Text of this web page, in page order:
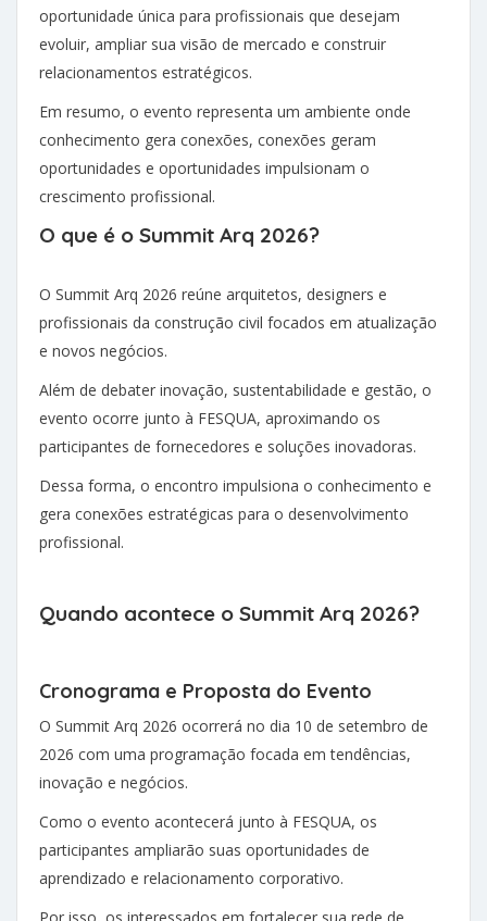
oportunidade única para profissionais que desejam
evoluir, ampliar sua visão de mercado e construir
relacionamentos estratégicos.
Em resumo, o evento representa um ambiente onde
conhecimento gera conexões, conexões geram
oportunidades e oportunidades impulsionam o
crescimento profissional.
O que é o Summit Arq 2026?
O Summit Arq 2026 reúne arquitetos, designers e
profissionais da construção civil focados em atualização
e novos negócios.
Além de debater inovação, sustentabilidade e gestão, o
evento ocorre junto à FESQUA, aproximando os
participantes de fornecedores e soluções inovadoras.
Dessa forma, o encontro impulsiona o conhecimento e
gera conexões estratégicas para o desenvolvimento
profissional.
Quando acontece o Summit Arq 2026?
Cronograma e Proposta do Evento
O Summit Arq 2026 ocorrerá no dia 10 de setembro de
2026 com uma programação focada em tendências,
inovação e negócios.
Como o evento acontecerá junto à FESQUA, os
participantes ampliarão suas oportunidades de
aprendizado e relacionamento corporativo.